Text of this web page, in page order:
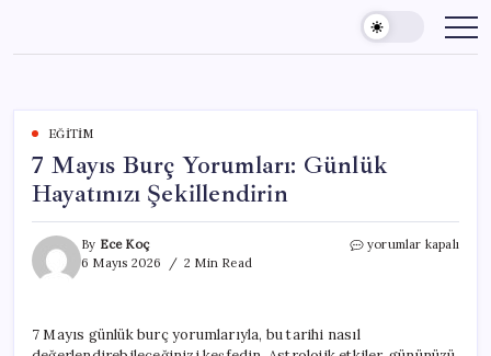
content
EĞITIM
7 Mayıs Burç Yorumları: Günlük
Hayatınızı Şekillendirin
By Ece Koç
6 Mayıs 2026
2 Min Read
7
yorumlar kapalı
7 Mayıs günlük burç yorumlarıyla, bu tarihi nasıl